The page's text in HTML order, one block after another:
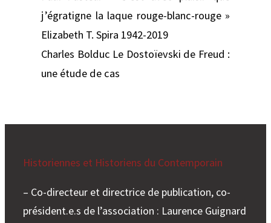
j’égratigne la laque rouge-blanc-rouge »
Elizabeth T. Spira 1942-2019
Charles Bolduc Le Dostoïevski de Freud :
une étude de cas
Historiennes et Historiens du Contemporain
– Co-directeur et directrice de publication, co-
président.e.s de l’association : Laurence Guignard